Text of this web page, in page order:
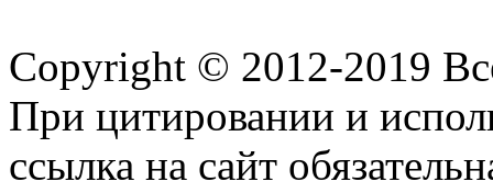
Copyright © 2012-2019
При цитировании и
ссылка на сайт